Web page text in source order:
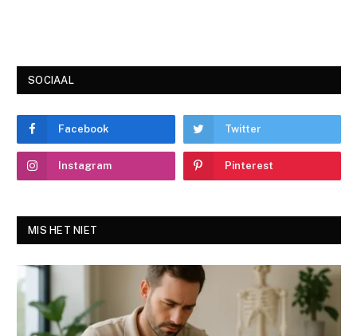
SOCIAAL
Facebook Twitter
Instagram Pinterest
MIS HET NIET